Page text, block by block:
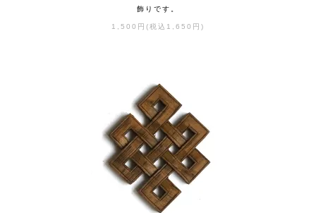
飾りです。
1,500円(税込1,650円)